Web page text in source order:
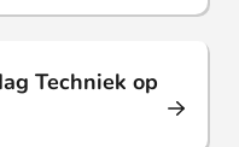
Techniek op